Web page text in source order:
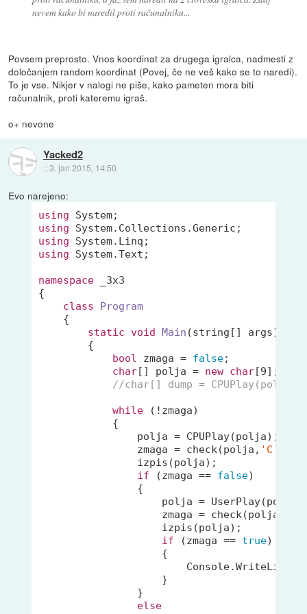
nevem kako bi naredil proti računalniku...
Povsem preprosto. Vnos koordinat za drugega igralca, nadmesti z
določanjem random koordinat (Povej, če ne veš kako se to naredi).
To je vse. Nikjer v nalogi ne piše, kako pameten mora biti
računalnik, proti kateremu igraš.
o+ nevone
Yacked2
::3. jan 2015, 14:50
Evo narejeno:
using
using
using
using System.Text;
namespace _3x3
{
class
Program
    {
static
void Main (string [] args)
{
bool zmaga = false;
char[] polja = new char[9];
//char[] dump = CPUPlay(polja);
while (!zmaga)
            {
                polja = CPUPlay(polja);
                zmaga = check(polja,
'C'
                izpis(polja);
if (zmaga == false)
                {
polja =
                    zmaga = check(polja,
                    izpis(polja);
if (zmaga == true)
                    {
                        Console.WriteLine(
                    }
                }
else